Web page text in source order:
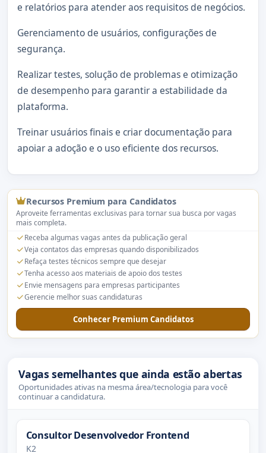
e relatórios para atender aos requisitos de negócios.
Gerenciamento de usuários, configurações de
segurança.
Realizar testes, solução de problemas e otimização
de desempenho para garantir a estabilidade da
plataforma.
Treinar usuários finais e criar documentação para
apoiar a adoção e o uso eficiente dos recursos.
Recursos Premium para Candidatos
Aproveite ferramentas exclusivas para tornar sua busca por vagas
mais completa.
Receba algumas vagas antes da publicação geral
Veja contatos das empresas quando disponibilizados
Refaça testes técnicos sempre que desejar
Tenha acesso aos materiais de apoio dos testes
Envie mensagens para empresas participantes
Gerencie melhor suas candidaturas
Conhecer Premium Candidatos
Vagas semelhantes que ainda estão abertas
Oportunidades ativas na mesma área/tecnologia para você
continuar a candidatura.
Consultor Desenvolvedor Frontend
K2